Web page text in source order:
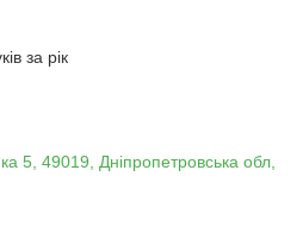
для ванної кімнати?
чистими.
формат вивільняє
інтер’єру.
сталь
стійка до корозії
за рік
5, 49019, Дніпропетровська обл,